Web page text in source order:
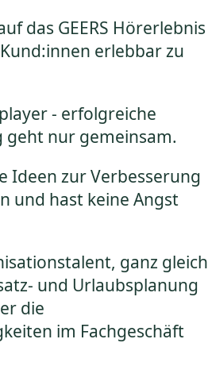
das GEERS Hörerlebnis
erlebbar zu
- erfolgreiche
geht nur gemeinsam.
Ideen zur Verbesserung
und hast keine Angst
ganz gleich
und Urlaubsplanung
die
im Fachgeschäft